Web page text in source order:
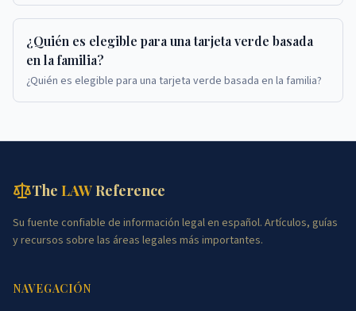
¿Quién es elegible para una tarjeta verde basada
en la familia?
¿Quién es elegible para una tarjeta verde basada en la familia?
The LAWReference
Su fuente confiable de información legal en español. Artículos, guías
y recursos sobre las áreas legales más importantes.
NAVEGACIÓN